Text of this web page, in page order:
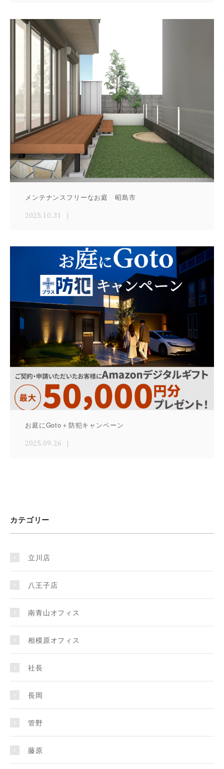
メンテナンスフリーなお庭 昭島市
2025.10.31
お庭にGoto＋防犯キャンペーン
2025.09.26
カテゴリー
立川店
八王子店
南青山オフィス
相模原オフィス
社長
長岡
管野
藤原